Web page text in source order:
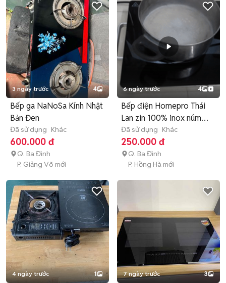
3 ngày trước 4
Bếp ga NaNoSa Kính Nhật
Bản Đen
Đã sử dụng Khác
600.000 đ
Q. Ba Đình
P. Giảng Võ mới
6 ngày trước 4
Bếp điện Homepro Thái
Lan zin 100% inox núm
xoay
Đã sử dụng Khác
250.000 đ
Q. Ba Đình
P. Hồng Hà mới
4 ngày trước 1 7 ngày trước 3